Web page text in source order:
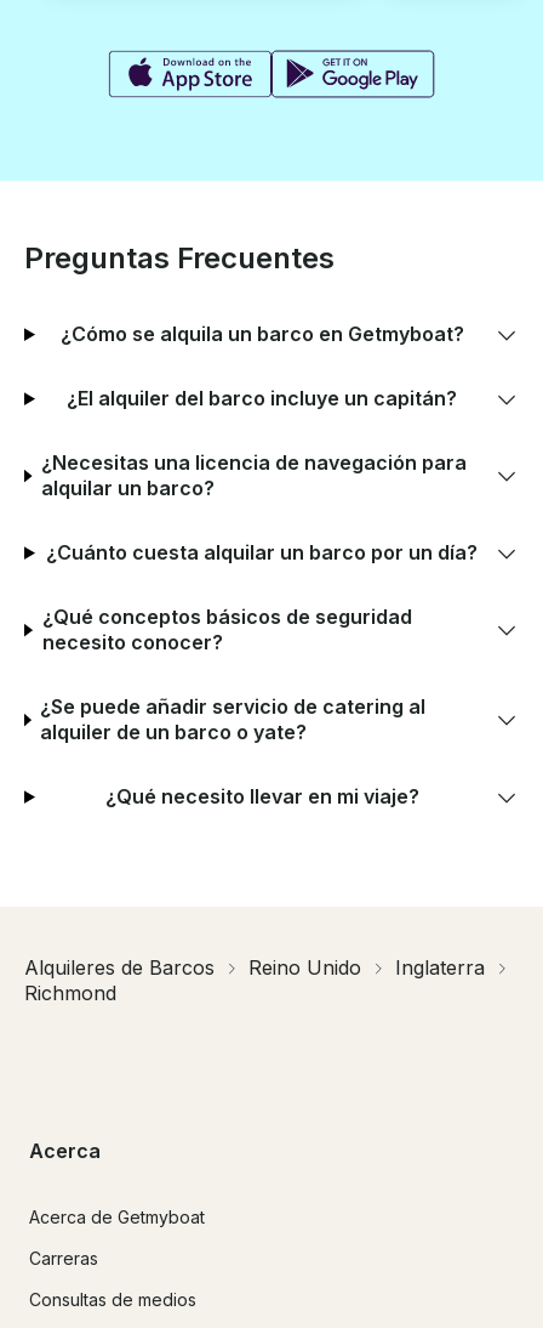
Preguntas Frecuentes
¿Cómo se alquila un barco en Getmyboat?
¿El alquiler del barco incluye un capitán?
¿Necesitas una licencia de navegación para
alquilar un barco?
¿Cuánto cuesta alquilar un barco por un día?
¿Qué conceptos básicos de seguridad
necesito conocer?
¿Se puede añadir servicio de catering al
alquiler de un barco o yate?
¿Qué necesito llevar en mi viaje?
Alquileres de Barcos Reino Unido
Inglaterra
Richmond
Acerca
Acerca de Getmyboat
Carreras
Consultas de medios